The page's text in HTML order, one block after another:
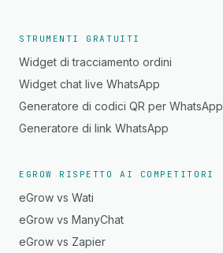
STRUMENTI GRATUITI
Widget di tracciamento ordini
Widget chat live WhatsApp
Generatore di codici QR per WhatsApp
Generatore di link WhatsApp
EGROW RISPETTO AI COMPETITORI
eGrow vs Wati
eGrow vs ManyChat
eGrow vs Zapier